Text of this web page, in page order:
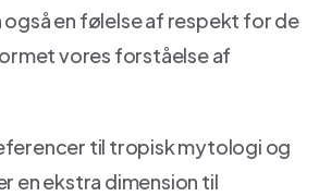
en følelse af respekt for de
vores forståelse af
til tropisk mytologi og
en ekstra dimension til